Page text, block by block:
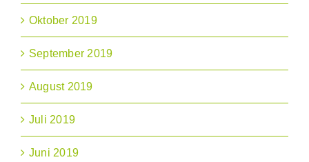
Oktober 2019
September 2019
August 2019
Juli 2019
Juni 2019